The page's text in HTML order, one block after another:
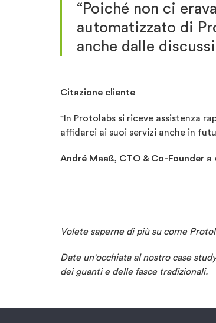
“Poiché non ci
automatizzato di
anche dalle
Citazione cliente
"In Protolabs si riceve assistenza
affidarci ai suoi servizi anche in
André Maaß, CTO & Co-Founder a
Volete saperne di più su come
Date un'occhiata al nostro case
dei guanti e delle fasce tradizionali.